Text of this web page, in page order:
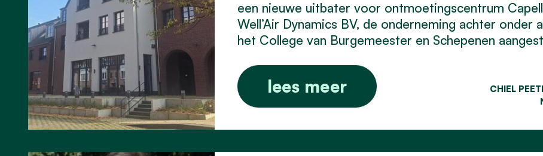
een nieuwe uitbater voor ontmoetingscentrum
Well’Air Dynamics BV, de onderneming achter onder
het College van Burgemeester en Schepenen
lees meer CHIEL